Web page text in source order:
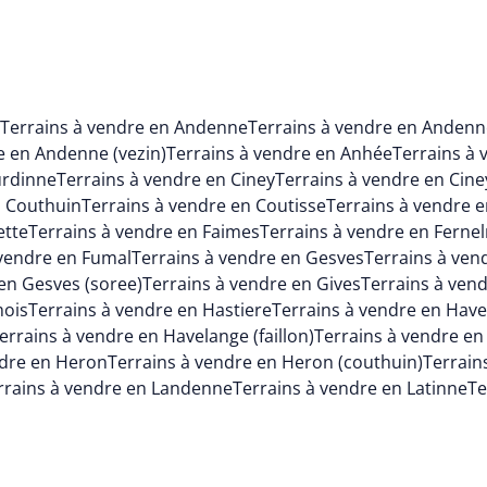
Terrains à vendre en AndenneTerrains à vendre en
en Andenne (vezin)Terrains à vendre en AnhéeTerrains à
Terrains à vendre en CineyTerrains à vendre en
CouthuinTerrains à vendre en CoutisseTerrains à vendre
Terrains à vendre en FaimesTerrains à vendre en
en FumalTerrains à vendre en GesvesTerrains à
Gesves (soree)Terrains à vendre en GivesTerrains à
Terrains à vendre en HastiereTerrains à vendre en
à vendre en Havelange (faillon)Terrains à vendre
en HeronTerrains à vendre en Heron (couthuin)
à vendre en LandenneTerrains à vendre en Latinne